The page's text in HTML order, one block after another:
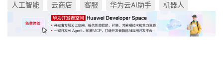
人工智能 云商店 客服 华为云AI助手 机器人